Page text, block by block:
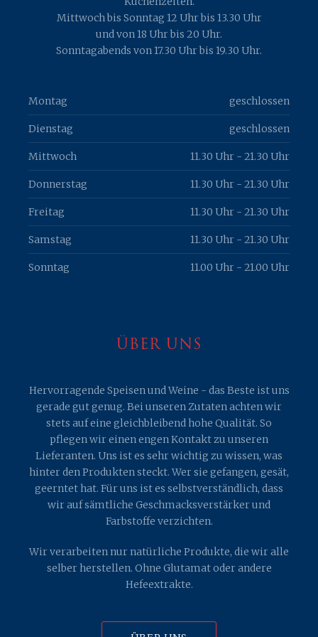
Mittwoch bis Sonntag 12 Uhr bis 13.30 Uhr
und von 18 Uhr bis 20 Uhr.
Sonntagabends von 17.30 Uhr bis 19.30 Uhr.
Montag geschlossen
Dienstag geschlossen
Mittwoch 11.30 Uhr - 21.30 Uhr
Donnerstag 11.30 Uhr - 21.30 Uhr
Freitag 11.30 Uhr - 21.30 Uhr
Samstag 11.30 Uhr - 21.30 Uhr
Sonntag 11.00 Uhr - 21.00 Uhr
ÜBER UNS
Hervorragende Speisen und Weine - das Beste ist uns
gerade gut genug. Bei unseren Zutaten achten wir
stets auf eine gleichbleibend hohe Qualität. So
pflegen wir einen engen Kontakt zu unseren
Lieferanten. Uns ist es sehr wichtig zu wissen, was
hinter den Produkten steckt. Wer sie gefangen, gesät,
geerntet hat. Für uns ist es selbstverständlich, dass
wir auf sämtliche Geschmacksverstärker und
Farbstoffe verzichten.
Wir verarbeiten nur natürliche Produkte, die wir alle
selber herstellen. Ohne Glutamat oder andere
Hefeextrakte.